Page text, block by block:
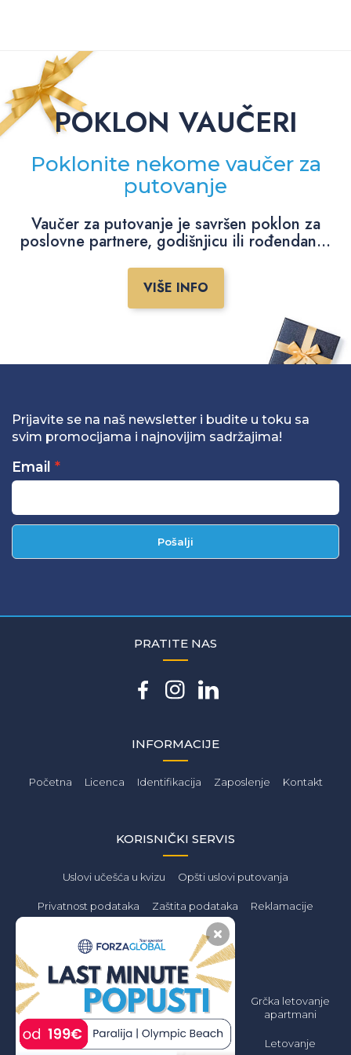
POKLON VAUČERI
Poklonite nekome vaučer za
putovanje
Vaučer za putovanje je savršen poklon za
poslovne partnere, godišnjicu ili rođendan...
VIŠE INFO
Prijavite se na naš newsletter i budite u toku sa
svim promocijama i najnovijim sadržajima!
Email
Pošalji
INFORMACIJE
Početna Licenca Identifikacija Zaposlenje Kontakt
KORISNIČKI SERVIS
Uslovi učešća u kvizu Opšti uslovi putovanja
Privatnost podataka Zaštita podataka Reklamacije
PONUDA
Letovanje 2026
Grčka Letovanje
Grčka Letovanje
2026 Apartmani
Jeftino
Grčka letovanje
apartmani
Letovanje
PRATITE NAS